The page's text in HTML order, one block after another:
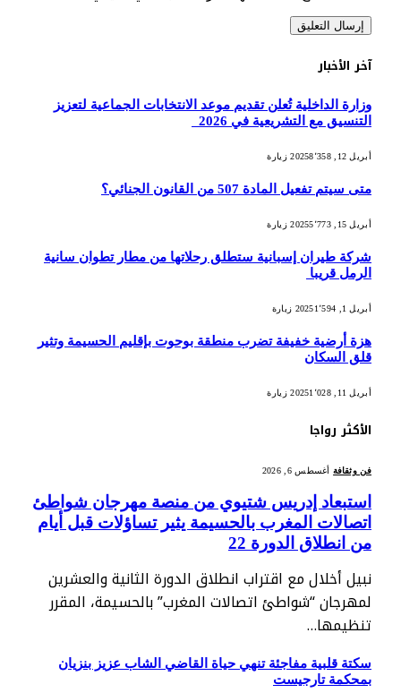
آخر الأخبار
وزارة الداخلية تُعلن تقديم موعد الانتخابات الجماعية لتعزيز
التنسيق مع التشريعية في 2026
أبريل 12, 2025 8٬358 زيارة
متى سيتم تفعيل المادة 507 من القانون الجنائي؟
أبريل 15, 2025 5٬773 زيارة
شركة طيران إسبانية ستطلق رحلاتها من مطار تطوان سانية
الرمل قريبا
أبريل 1, 2025 1٬594 زيارة
هزة أرضية خفيفة تضرب منطقة بوحوت بإقليم الحسيمة وتثير
قلق السكان
أبريل 11, 2025 1٬028 زيارة
الأكثر رواجا
فن وثقافة أغسطس 6, 2026
استبعاد إدريس شتيوي من منصة مهرجان شواطئ
اتصالات المغرب بالحسيمة يثير تساؤلات قبل أيام
من انطلاق الدورة 22
نبيل أخلال مع اقتراب انطلاق الدورة الثانية والعشرين
لمهرجان “شواطئ اتصالات المغرب” بالحسيمة، المقرر
تنظيمها…
سكتة قلبية مفاجئة تنهي حياة القاضي الشاب عزيز بنزيان
بمحكمة تارجيست